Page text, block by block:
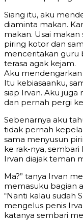
Siang itu, aku
diaminta makan.
makan. Usai
piring kotor dan
menceritakan guru
terasa agak kejam.
Aku
Itu kebiasaanku,
siap Irvan. Aku juga
dan pernah pergi
Sebenarnya aku
tidak pernah
sama menyusun
ke rak-nya,
Irvan diajak teman
Ma?” tanya Irvan
memasuku bagian
“Nanti kalau sudah
mengelus penis
katanya sembari